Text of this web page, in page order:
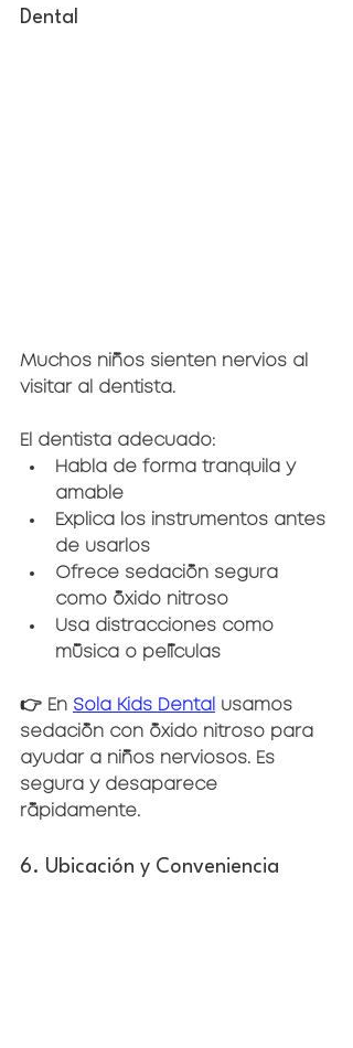
Dental
Muchos niños sienten nervios al
visitar al dentista.
El dentista adecuado:
Habla de forma tranquila y
amable
Explica los instrumentos antes
de usarlos
Ofrece sedación segura
como óxido nitroso
Usa distracciones como
música o películas
👉 En Sola Kids Dental usamos
sedación con óxido nitroso para
ayudar a niños nerviosos. Es
segura y desaparece
rápidamente.
6. Ubicación y Conveniencia